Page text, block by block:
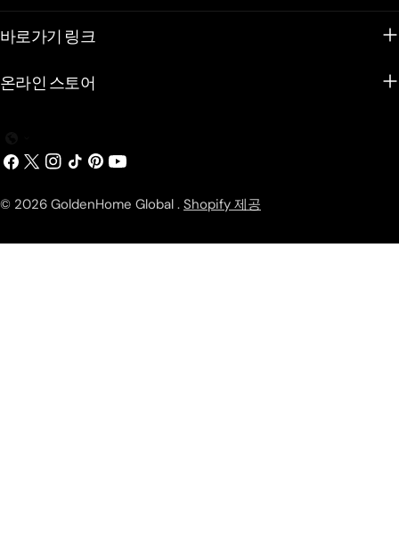
바로가기 링크
온라인 스토어
페
스
엑
(트
터)
인
타
램
Tik
톡
핀
레
트
유
브
© 2026 GoldenHome Global . Shopify 제공